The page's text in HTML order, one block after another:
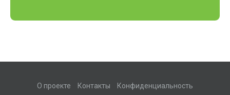
О проекте Контакты
Конфиденциальность